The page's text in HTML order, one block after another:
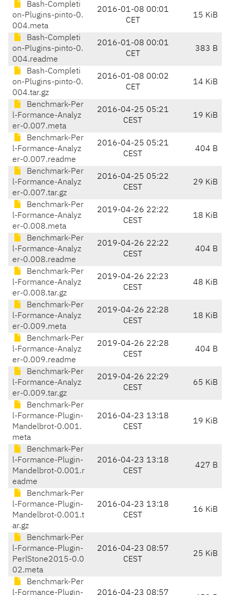
Bash-Completi
on-Plugins-pinto-0.
004.meta
2016-01-08 00:01
CET
15 KiB
Bash-Completi
on-Plugins-pinto-0.
004.readme
2016-01-08 00:01
CET
383 B
Bash-Completi
on-Plugins-pinto-0.
004.tar.gz
2016-01-08 00:02
CET
14 KiB
Benchmark-Per
l-Formance-Analyz
er-0.007.meta
2016-04-25 05:21
CEST
19 KiB
Benchmark-Per
l-Formance-Analyz
er-0.007.readme
2016-04-25 05:21
CEST
404 B
Benchmark-Per
l-Formance-Analyz
er-0.007.tar.gz
2016-04-25 05:22
CEST
29 KiB
Benchmark-Per
l-Formance-Analyz
er-0.008.meta
2019-04-26 22:22
CEST
18 KiB
Benchmark-Per
l-Formance-Analyz
er-0.008.readme
2019-04-26 22:22
CEST
404 B
Benchmark-Per
l-Formance-Analyz
er-0.008.tar.gz
2019-04-26 22:23
CEST
48 KiB
Benchmark-Per
l-Formance-Analyz
er-0.009.meta
2019-04-26 22:28
CEST
18 KiB
Benchmark-Per
l-Formance-Analyz
er-0.009.readme
2019-04-26 22:28
CEST
404 B
Benchmark-Per
l-Formance-Analyz
er-0.009.tar.gz
2019-04-26 22:29
CEST
65 KiB
Benchmark-Per
l-Formance-Plugin-
Mandelbrot-0.001.
meta
2016-04-23 13:18
CEST
19 KiB
Benchmark-Per
l-Formance-Plugin-
Mandelbrot-0.001.r
eadme
2016-04-23 13:18
CEST
427 B
Benchmark-Per
l-Formance-Plugin-
Mandelbrot-0.001.t
ar.gz
2016-04-23 13:18
CEST
16 KiB
Benchmark-Per
l-Formance-Plugin-
PerlStone2015-0.0
02.meta
2016-04-23 08:57
CEST
25 KiB
Benchmark-Per
l-Formance-Plugin-
2016-04-23 08:57